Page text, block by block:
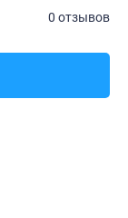
0 отзывов